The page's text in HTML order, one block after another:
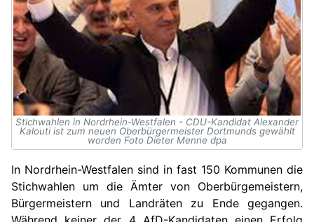
Stichwahlen in Nordrhein-Westfalen - CDU-Kandidat Alexander
Kalouti ist zum neuen Oberbürgermeister Dortmunds gewählt
worden Foto Dieter Menne dpa
In Nordrhein-Westfalen sind in fast 150 Kommunen die
Stichwahlen um die Ämter von Oberbürgemeistern,
Bürgermeistern und Landräten zu Ende gegangen.